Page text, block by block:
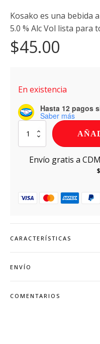
Kosako es una bebida
5.0 % Alc Vol lista para
$45.00
En existencia
Hasta 12 pagos
Saber más
Kosako
Nektar
Piña
Coco
cantidad
Envío gratis a
CARACTERÍSTICAS
ENVÍO
COMENTARIOS